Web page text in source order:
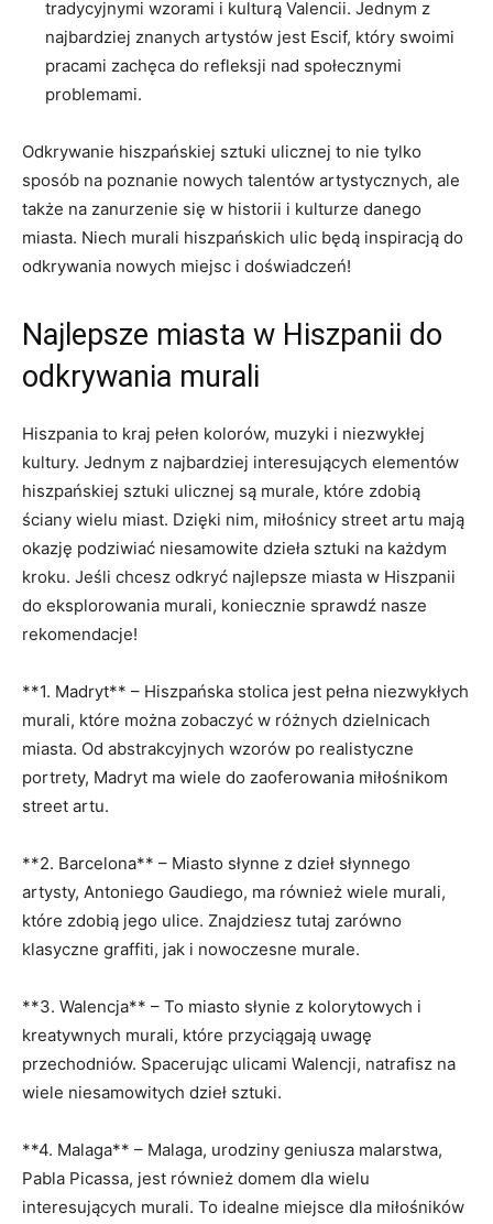
tradycyjnymi wzorami i kulturą Valencii. Jednym z
najbardziej znanych artystów jest Escif, który swoimi
pracami zachęca do refleksji nad społecznymi
problemami.
Odkrywanie hiszpańskiej sztuki ulicznej to nie tylko
sposób na poznanie nowych talentów artystycznych, ale
także na zanurzenie się w historii i kulturze danego
miasta. Niech murali hiszpańskich ulic będą inspiracją do
odkrywania nowych miejsc i doświadczeń!
Najlepsze miasta w Hiszpanii do
odkrywania murali
Hiszpania to kraj pełen kolorów, muzyki i niezwykłej
kultury. Jednym z najbardziej interesujących elementów
hiszpańskiej sztuki ulicznej są murale, które zdobią
ściany wielu miast. Dzięki nim, miłośnicy street artu mają
okazję podziwiać niesamowite dzieła sztuki na każdym
kroku. Jeśli chcesz odkryć najlepsze miasta w Hiszpanii
do eksplorowania murali, koniecznie sprawdź nasze
rekomendacje!
**1. Madryt** – Hiszpańska stolica jest pełna niezwykłych
murali, które można zobaczyć w różnych dzielnicach
miasta. Od abstrakcyjnych wzorów po realistyczne
portrety, Madryt ma wiele do zaoferowania miłośnikom
street artu.
**2. Barcelona** – Miasto słynne z dzieł słynnego
artysty, Antoniego Gaudiego, ma również wiele murali,
które zdobią jego ulice. Znajdziesz tutaj zarówno
klasyczne graffiti, jak i nowoczesne murale.
**3. Walencja** – To miasto słynie z kolorytowych i
kreatywnych murali, które przyciągają uwagę
przechodniów. Spacerując ulicami Walencji, natrafisz na
wiele niesamowitych dzieł sztuki.
**4. Malaga** – Malaga, urodziny geniusza malarstwa,
Pabla Picassa, jest również domem dla wielu
interesujących murali. To idealne miejsce dla miłośników